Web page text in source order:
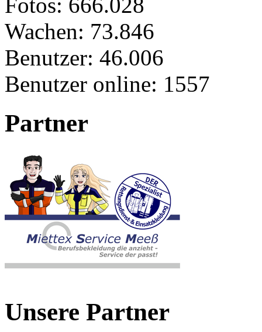
Fotos: 666.028
Wachen: 73.846
Benutzer: 46.006
Benutzer online: 1557
Partner
Unsere Partner